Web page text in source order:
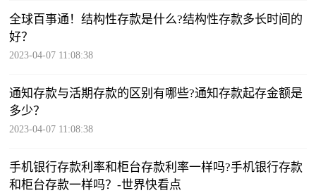
全球百事通！结构性存款是什么?结构性存款多长时间的
好？
2023-04-07 11:08:38
通知存款与活期存款的区别有哪些?通知存款起存金额是
多少？
2023-04-07 11:08:38
手机银行存款利率和柜台存款利率一样吗?手机银行存款
和柜台存款一样吗？-世界快看点